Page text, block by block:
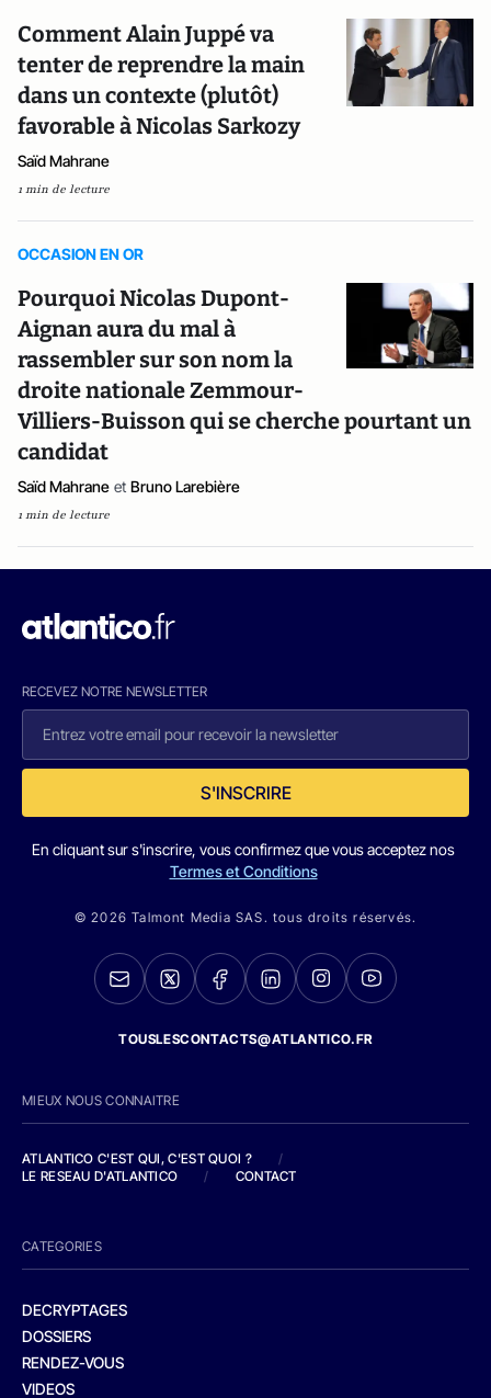
Comment Alain Juppé va
tenter de reprendre la main
dans un contexte (plutôt)
favorable à Nicolas Sarkozy
Saïd Mahrane
1 min de lecture
OCCASION EN OR
Pourquoi Nicolas Dupont-
Aignan aura du mal à
rassembler sur son nom la
droite nationale Zemmour-
Villiers-Buisson qui se cherche pourtant un
candidat
Saïd Mahrane et Bruno Larebière
1 min de lecture
RECEVEZ NOTRE NEWSLETTER
S'INSCRIRE
En cliquant sur s'inscrire, vous confirmez que vous acceptez nos
Termes et Conditions
© 2026 Talmont Media SAS. tous droits réservés.
TOUSLESCONTACTS@ATLANTICO.FR
MIEUX NOUS CONNAITRE
ATLANTICO C'EST QUI, C'EST QUOI ?
/
LE RESEAU D'ATLANTICO
/ CONTACT
CATEGORIES
DECRYPTAGES
DOSSIERS
RENDEZ-VOUS
VIDEOS